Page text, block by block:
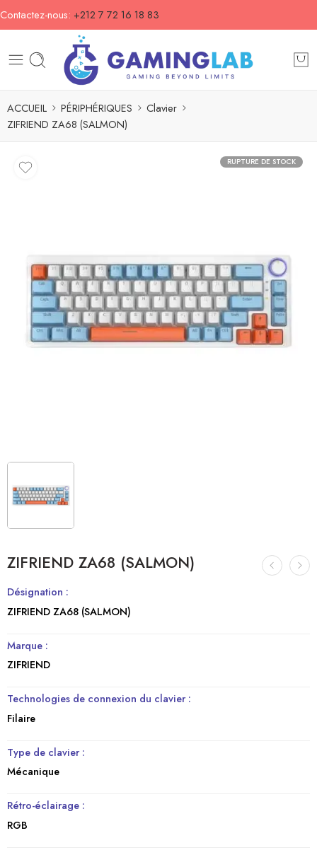
Contactez-nous: +212 7 72 16 18 83
ACCUEIL PÉRIPHÉRIQUES
Clavier
ZIFRIEND ZA68 (SALMON)
RUPTURE DE STOCK
ZIFRIEND ZA68 (SALMON)
Désignation :
ZIFRIEND ZA68 (SALMON)
Marque :
ZIFRIEND
Technologies de connexion du clavier :
Filaire
Type de clavier :
Mécanique
Rétro-éclairage :
RGB